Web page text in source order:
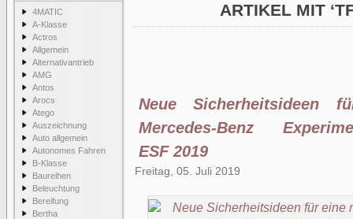
4MATIC
A-Klasse
Actros
Allgemein
Alternativantrieb
AMG
Antos
Arocs
Atego
Auszeichnung
Auto allgemein
Autonomes Fahren
B-Klasse
Baureihen
Beleuchtung
Bereifung
Bertha
ARTIKEL MIT
Neue Sicherheitsideen
Mercedes-Benz
ESF 2019
Freitag, 05. Juli 2019